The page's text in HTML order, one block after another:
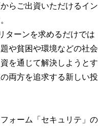
らご出資いただけるイン
ターンを求めるだけでは
や貧困や環境などの社会
を通じて解決しようとす
両方を追求する新しい投
ォーム「セキュリテ」の